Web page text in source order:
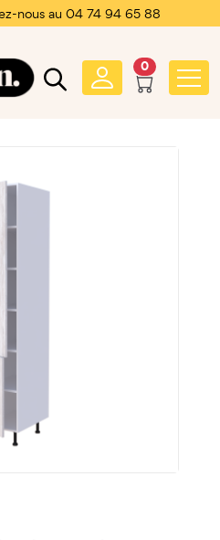
nous au 04 74 94 65 88
0